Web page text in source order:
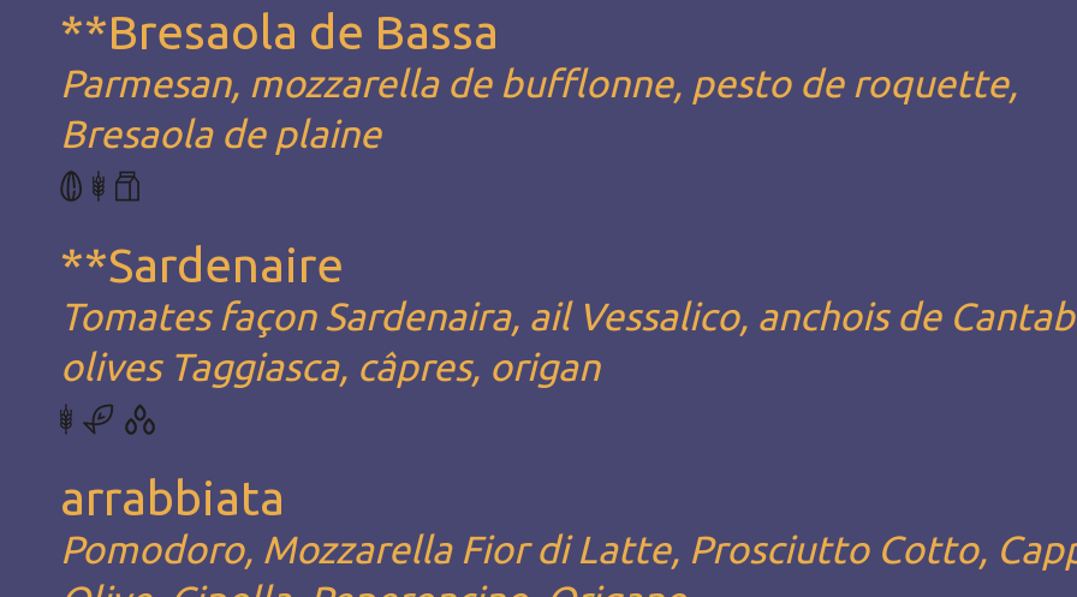
**Bresaola de Bassa
Parmesan, mozzarella de bufflonne, pesto de roquette,
Bresaola de plaine
**Sardenaire
Tomates façon Sardenaira, ail Vessalico, anchois de
olives Taggiasca, câpres, origan
arrabbiata
Pomodoro, Mozzarella Fior di Latte, Prosciutto Cotto,